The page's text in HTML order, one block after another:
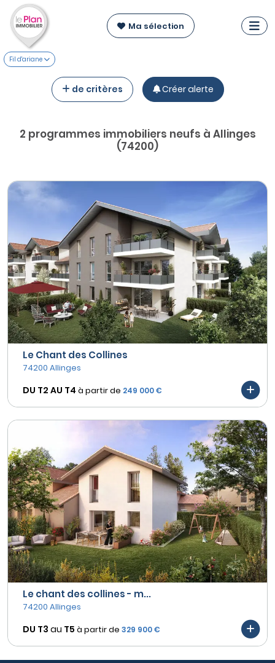
Ma sélection
Fil d'ariane
de critères Créer alerte
2 programmes immobiliers neufs à Allinges
(74200)
Le Chant des Collines
74200 Allinges
DU T2 AU T4 à partir de 249 000 €
Le chant des collines - m...
74200 Allinges
DU T3 au T5 à partir de 329 900 €